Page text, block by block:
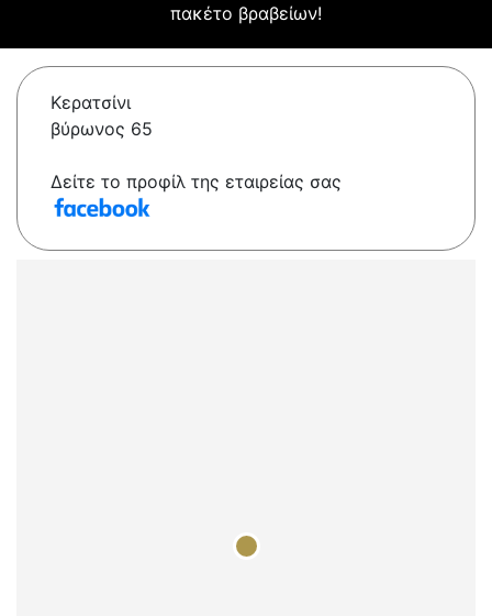
πακέτο βραβείων!
Κερατσίνι
βύρωνος 65
Δείτε το προφίλ της εταιρείας σας